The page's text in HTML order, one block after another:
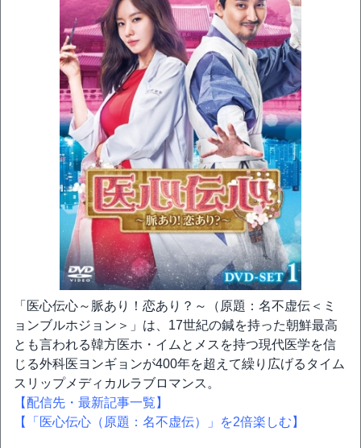
「医心伝心～脈あり！恋あり？～（原題：名不虚伝＜ミ
ョンブルホジョン＞」は、17世紀の鍼を持った朝鮮最高
とも言われる韓方医ホ・イムとメスを持つ現代医学を信
じる外科医ヨンギョンが400年を超えて繰り広げるタイム
スリップメディカルラブロマンス。
【配信先・最新記事一覧】
【「医心伝心（原題：名不虚伝）」を2倍楽しむ】